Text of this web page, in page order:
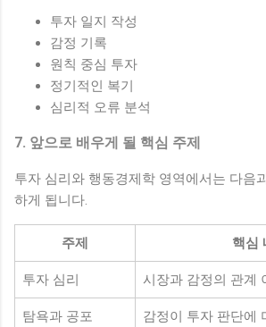
투자 일지 작성
감정 기록
원칙 중심 투자
정기적인 복기
심리적 오류 분석
7. 앞으로 배우게 될 핵심 주제
투자 심리와 행동경제학 영역에서는 다음
하게 됩니다.
주제 핵심
투자 심리 시장과 감정의 관계
탐욕과 공포 감정이 투자 판단에